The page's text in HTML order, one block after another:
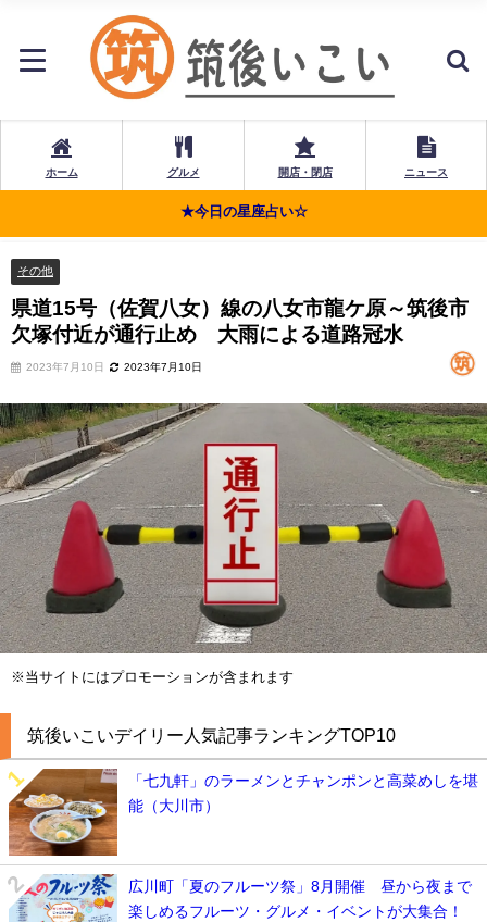
ホーム グルメ 開店・閉店 ニュース
★今日の星座占い☆
その他
県道15号（佐賀八女）線の八女市龍ケ原～筑後市
欠塚付近が通行止め 大雨による道路冠水
2023年7月10日 2023年7月10日
※当サイトにはプロモーションが含まれます
筑後いこいデイリー人気記事ランキングTOP10
「七九軒」のラーメンとチャンポンと高菜めしを堪
能（大川市）
広川町「夏のフルーツ祭」8月開催 昼から夜まで
楽しめるフルーツ・グルメ・イベントが大集合！